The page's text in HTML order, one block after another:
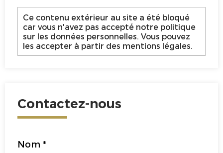
Ce contenu extérieur au site a été bloqué
car vous n'avez pas accepté notre politique
sur les données personnelles. Vous pouvez
les accepter à partir des mentions légales.
Contactez-nous
Nom *